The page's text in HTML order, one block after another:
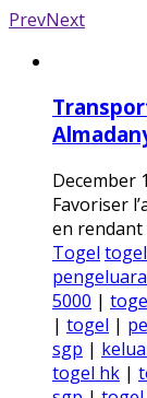
PrevNext
December
Favoriser
en rendant
Togel
5000 |
| togel |
sgp |
togel hk |